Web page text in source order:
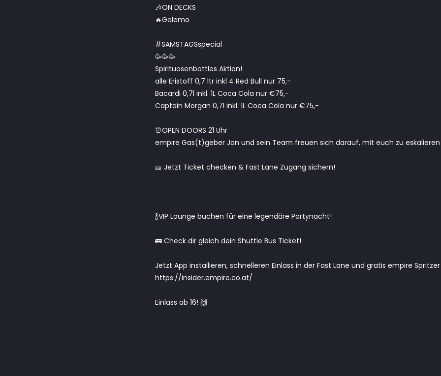
🎶ON DECKS
🔥Golemo
#SAMSTAGSspecial
🥳🥳🥳
Spirituosenbottles Aktion!
alle Eristoff 0,7 ltr inkl 4 Red Bull nur 75,-
Bacardi 0,7l inkl. 1L Coca Cola nur €75,-
Captain Morgan 0,7l inkl. 1L Coca Cola nur €75,-
⏰OPEN DOORS 21 Uhr
empire Gas(t)geber Jan und sein Team freuen sich darauf, mit euch zu eskalieren
🎫 Jetzt Ticket checken & Fast Lane Zugang sichern!
🍾VIP Lounge buchen für eine legendäre Partynacht!
🚌 Check dir gleich dein Shuttle Bus Ticket!
Jetzt App installieren, schnelleren Einlass in der Fast Lane und gratis empire
https://insider.empire.co.at/
Einlass ab 16! 🙌